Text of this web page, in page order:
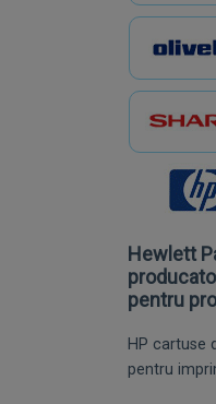
Hewlett
pentru
HP cartuse
pentru